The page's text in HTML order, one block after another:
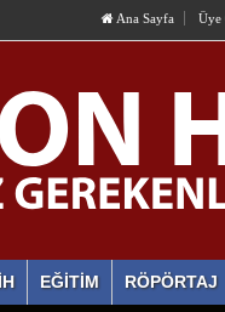
Ana Sayfa Üye
EĞİTİM RÖPÖRTAJ